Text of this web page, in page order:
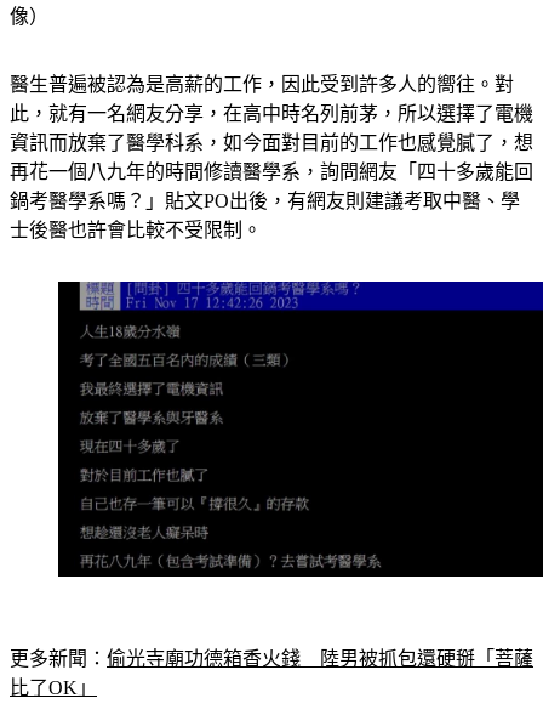
此，就有一名網友分享，在高中時名列前茅，所以選擇了電機
資訊而放棄了醫學科系，如今面對目前的工作也感覺膩了，想
再花一個八九年的時間修讀醫學系，詢問網友「四十多歲能回
鍋考醫學系嗎？」貼文PO出後，有網友則建議考取中醫、學
士後醫也許會比較不受限制。
比了OK」